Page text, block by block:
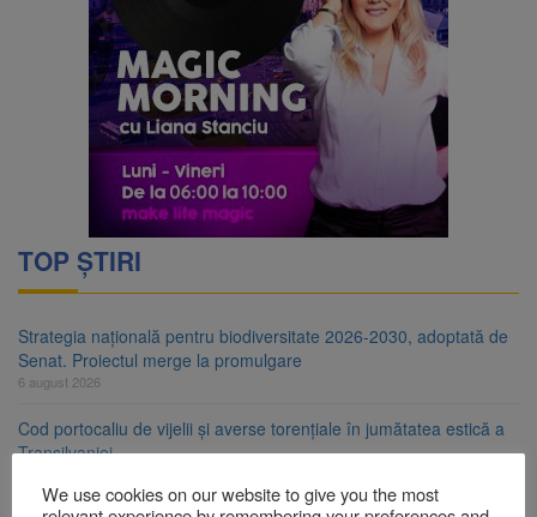
TOP ȘTIRI
Strategia națională pentru biodiversitate 2026-2030, adoptată de
Senat. Proiectul merge la promulgare
6 august 2026
Cod portocaliu de vijelii și averse torențiale în jumătatea estică a
Transilvaniei
We use cookies on our website to give you the most